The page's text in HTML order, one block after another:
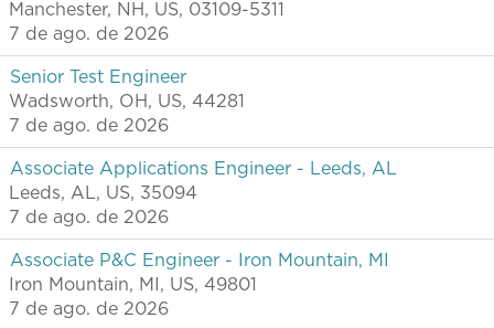
Manchester, NH, US, 03109-5311
7 de ago. de 2026
Senior Test Engineer
Wadsworth, OH, US, 44281
7 de ago. de 2026
Associate Applications Engineer - Leeds, AL
Leeds, AL, US, 35094
7 de ago. de 2026
Associate P&C Engineer - Iron Mountain, MI
Iron Mountain, MI, US, 49801
7 de ago. de 2026